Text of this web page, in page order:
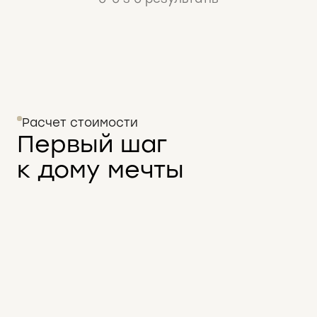
Расчет стоимости
Первый шаг
к дому мечты